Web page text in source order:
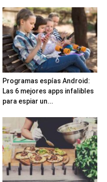
Programas espías Android:
Las 6 mejores apps infalibles
para espiar un...